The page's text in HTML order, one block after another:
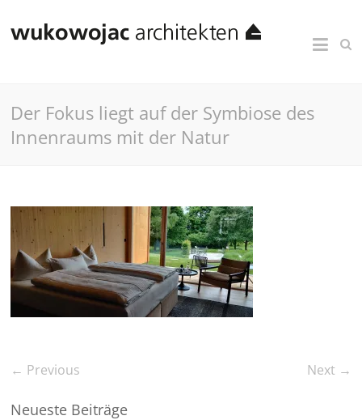
Der Fokus liegt auf der Symbiose des
Innenraums mit der Natur
← Previous Next →
Neueste Beiträge